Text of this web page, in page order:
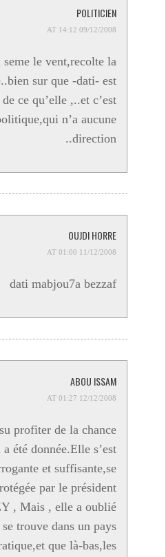
POLITICIEN
09/12/2008 AT 14:12
le vent,recolte la
sur que -dati- est
ce qu’elle ,..et c’est
n’a aucune
direction..
OUJDI HORRE
11/12/2008 AT 01:00
dati mabjou7a bezzaf
ABOU ISSAM
12/12/2008 AT 01:27
profiter de la chance
été donnée.Elle s’est
et suffisante,se
par le président
, Mais , elle a oublié
se trouve dans un pays
que là-bas,les